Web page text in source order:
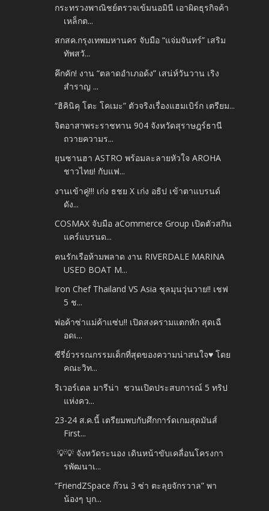
กระทรวงพาณิชย์ตรวจเข้มนอมินี เอาผิดธุรกิจค้า
เหล็กต...
สกสค.กรุงเทพมหานคร จับมือ “แจ่มจันทร์” เสริม
ทัพสวั...
คึกคัก! งาน “ตลาดอำเภอด้ง” เสน่ห์วันวาน เริง
สำราญ ...
“ฮิคินิคุ โตะ โคเมะ” ตัวจริงเรื่องแฮมเบิร์ก เตรียม...
จิตอาสาพระราชทาน 904 จังหวัดสุราษฎร์ธานี
ถวายความร...
ยุนซานฮา ASTRO พร้อมละลายหัวใจ AROHA
ชาวไทย! กับแฟ...
งานเข้าคู่!!! เก่ง ธชย X เก่ง อธิป เข้าตาแบรนด์
ดัง...
COSMAX จับมือ aCommerce Group เปิดตัวสกิน
แคร์แบรนด...
คนรักเรือห้ามพลาด งาน RIVERDALE MARINA
USED BOAT M...
Iron Chef Thailand VS Asia ชุลมุนวุ่นวาย!! เชฟ
5 ช...
พ่อค้าซ่าแม่ค้าแซ่บ!! เปิดสงครามแตกหัก สุดเฉื
อดเ...
ซีรี่ย์วรรณกรรมเด็กที่สุดของความน่าสนใจ♥ โดย
คณะวิท...
ริเวอร์เดล มารีน่า ชวนเปิดประสบการณ์ 5 ทริป
แห่งคว...
23-24 ส.ค.นี้ เตรียมพบกับศึกการ์ดเกมสุดมันส์
First...
💡💡 จังหวัดระนอง เดินหน้าขับเคลื่อนโครงกา
รพัฒนาเ...
“FriendZSpace ก๊วน 3 ซ่า ตะลุยจักรวาล” พา
น้องๆ บุก...